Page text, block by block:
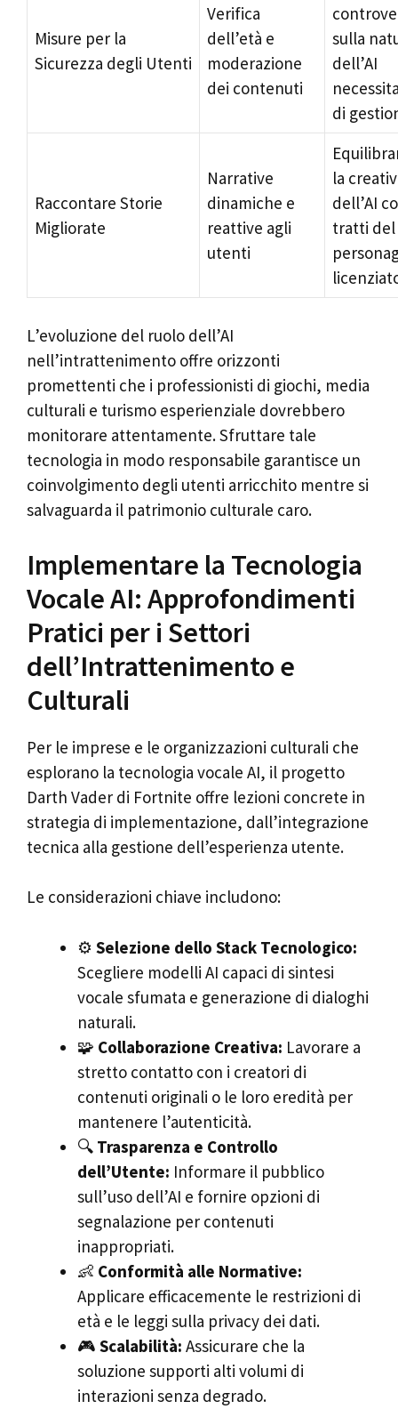
Misure per la
Sicurezza degli Utenti
Verifica
dell’età e
moderazione
dei contenuti
sulla
dell’AI
di
Raccontare Storie
Migliorate
Narrative
dinamiche e
reattive agli
utenti
la
dell’AI
tratti del
L’evoluzione del ruolo dell’AI
nell’intrattenimento offre orizzonti
promettenti che i professionisti di giochi, media
culturali e turismo esperienziale dovrebbero
monitorare attentamente. Sfruttare tale
tecnologia in modo responsabile garantisce un
coinvolgimento degli utenti arricchito mentre si
salvaguarda il patrimonio culturale caro.
Implementare la Tecnologia
Vocale AI: Approfondimenti
Pratici per i Settori
dell’Intrattenimento e
Culturali
Per le imprese e le organizzazioni culturali che
esplorano la tecnologia vocale AI, il progetto
Darth Vader di Fortnite offre lezioni concrete in
strategia di implementazione, dall’integrazione
tecnica alla gestione dell’esperienza utente.
Le considerazioni chiave includono:
⚙️ Selezione dello Stack Tecnologico:
Scegliere modelli AI capaci di sintesi
vocale sfumata e generazione di dialoghi
naturali.
🧩 Collaborazione Creativa: Lavorare a
stretto contatto con i creatori di
contenuti originali o le loro eredità per
mantenere l’autenticità.
🔍 Trasparenza e Controllo
dell’Utente: Informare il pubblico
sull’uso dell’AI e fornire opzioni di
segnalazione per contenuti
inappropriati.
👶 Conformità alle Normative:
Applicare efficacemente le restrizioni di
età e le leggi sulla privacy dei dati.
🎮 Scalabilità: Assicurare che la
soluzione supporti alti volumi di
interazioni senza degrado.